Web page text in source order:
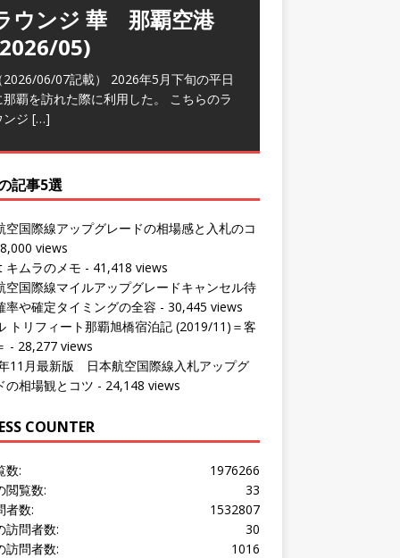
ウンジ 華 那覇空港
05)
（2026/06/07記載） 2026年5月下旬の平日
那覇を訪れた際に利用した。 こちらのラ
ンジ […]
記事5選
空国際線アップグレードの相場感と入札のコ
views
キムラのメモ - 41,418 views
空国際線マイルアップグレードキャンセル待
率や確定タイミングの全容 - 30,445 views
トリフィート那覇旭橋宿泊記 (2019/11)＝客
- 28,277 views
11月最新版 日本航空国際線入札アップグ
の相場観とコツ - 24,148 views
COUNTER
1976266
数:
33
閲覧数:
1532807
者数:
30
訪問者数:
1016
訪問者数: